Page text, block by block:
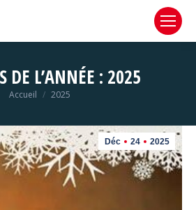
DE L’ANNÉE : 2025
Vous êtes ici :
Accueil 2025
Déc 24 2025